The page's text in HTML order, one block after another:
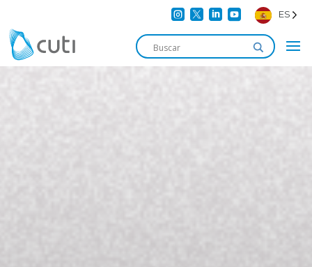
    ES